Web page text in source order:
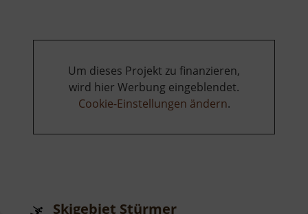
Um dieses Projekt zu finanzieren,
wird hier Werbung eingeblendet.
Cookie-Einstellungen ändern.
Skigebiet Stürmer